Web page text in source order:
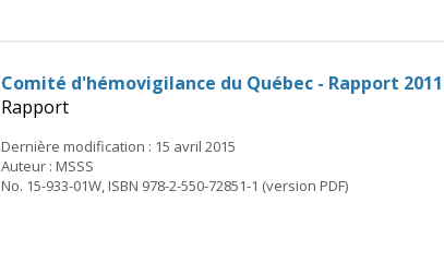
Comité d'hémovigilance du Québec - Rapport 2011
Rapport
Dernière modification : 15 avril 2015
Auteur : MSSS
No. 15-933-01W, ISBN 978-2-550-72851-1 (version PDF)